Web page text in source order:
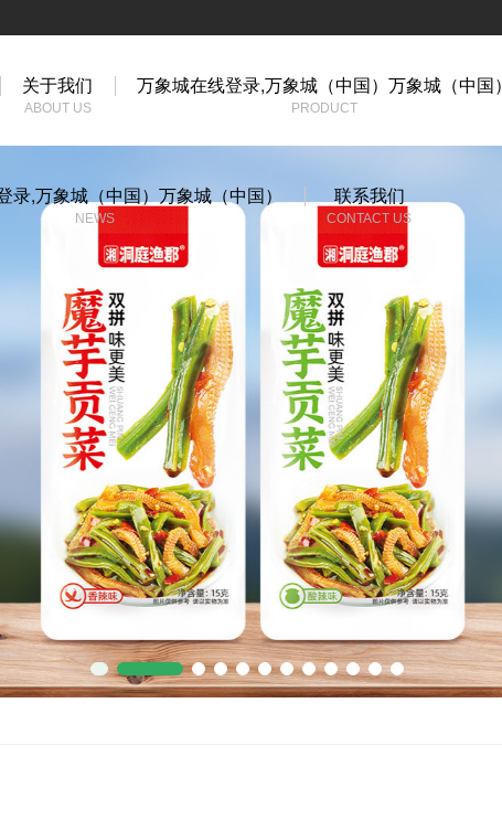
关于我们
ABOUT US
万象城在线登录,万象城（中国）万象城（中国）
PRODUCT
录,万象城（中国）万象城（中国）
NEWS
联系我们
CONTACT US